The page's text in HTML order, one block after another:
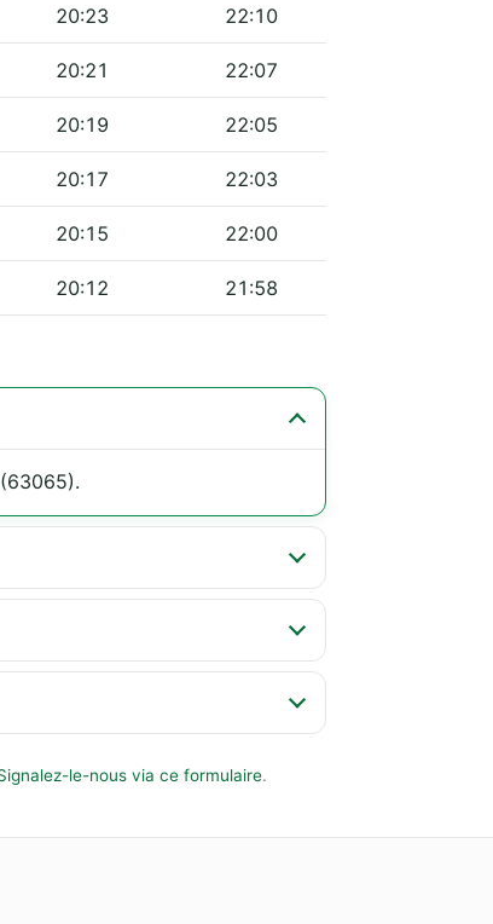
20:23 22:10
20:21 22:07
20:19 22:05
20:17 22:03
20:15 22:00
20:12 21:58
le-nous via ce formulaire.